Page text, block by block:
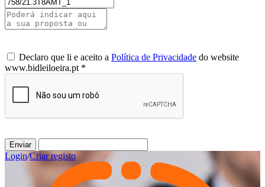
Declaro que li e aceito a Política de Privacidade do website
www.bidleiloeira.pt *
Enviar
Login/Criar registo